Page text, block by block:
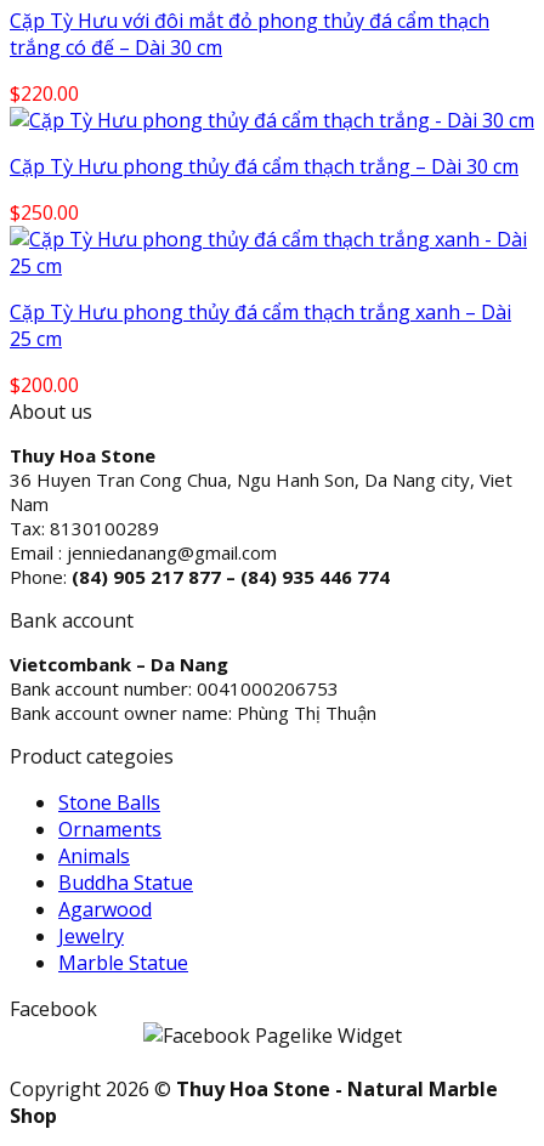
Cặp Tỳ Hưu với đôi mắt đỏ phong thủy đá cẩm thạch
trắng có đế – Dài 30 cm
$220.00
Cặp Tỳ Hưu phong thủy đá cẩm thạch trắng – Dài 30 cm
$250.00
Cặp Tỳ Hưu phong thủy đá cẩm thạch trắng xanh – Dài
25 cm
$200.00
About us
Thuy Hoa Stone
36 Huyen Tran Cong Chua, Ngu Hanh Son, Da Nang city, Viet
Nam
Tax: 8130100289
Email : jenniedanang@gmail.com
Phone: (84) 905 217 877 – (84) 935 446 774
Bank account
Vietcombank – Da Nang
Bank account number: 0041000206753
Bank account owner name: Phùng Thị Thuận
Product categoies
Stone Balls
Ornaments
Animals
Buddha Statue
Agarwood
Jewelry
Marble Statue
Facebook
Copyright 2026 © Thuy Hoa Stone - Natural Marble
Shop